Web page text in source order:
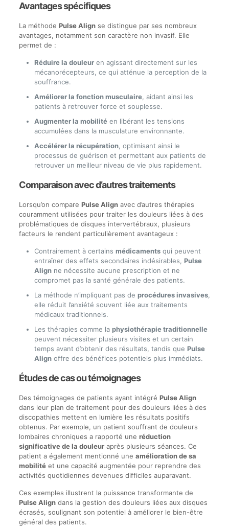
Avantages spécifiques
La méthode Pulse Alignse distingue par ses nombreux
avantages, notamment son caractère non invasif. Elle
permet de :
Réduire la douleuren agissant directement sur les
mécanorécepteurs, ce qui atténue la perception de la
souffrance.
Améliorer la fonction musculaire, aidant ainsi les
patients à retrouver force et souplesse.
Augmenter la mobilitéen libérant les tensions
accumulées dans la musculature environnante.
Accélérer la récupération, optimisant ainsi le
processus de guérison et permettant aux patients de
retrouver un meilleur niveau de vie plus rapidement.
Comparaison avec d’autres traitements
Lorsqu’on compare Pulse Alignavec d’autres thérapies
couramment utilisées pour traiter les douleurs liées à des
problématiques de disques intervertébraux, plusieurs
facteurs le rendent particulièrement avantageux :
Contrairement à certains médicamentsqui peuvent
entraîner des effets secondaires indésirables, Pulse
Alignne nécessite aucune prescription et ne
compromet pas la santé générale des patients.
La méthode n’impliquant pas de procédures invasives,
elle réduit l’anxiété souvent liée aux traitements
médicaux traditionnels.
Les thérapies comme la physiothérapie traditionnelle
peuvent nécessiter plusieurs visites et un certain
temps avant d’obtenir des résultats, tandis que Pulse
Alignoffre des bénéfices potentiels plus immédiats.
Études de cas ou témoignages
Des témoignages de patients ayant intégré Pulse Align
dans leur plan de traitement pour des douleurs liées à des
discopathies mettent en lumière les résultats positifs
obtenus. Par exemple, un patient souffrant de douleurs
lombaires chroniques a rapporté une réduction
significative de la douleuraprès plusieurs séances. Ce
patient a également mentionné une amélioration de sa
mobilitéet une capacité augmentée pour reprendre des
activités quotidiennes devenues difficiles auparavant.
Ces exemples illustrent la puissance transformante de
Pulse Aligndans la gestion des douleurs liées aux disques
écrasés, soulignant son potentiel à améliorer le bien-être
général des patients.